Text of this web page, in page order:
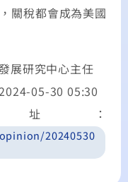
關稅都會成為美國
研究中心主任
05-30 05:30
：
20240530